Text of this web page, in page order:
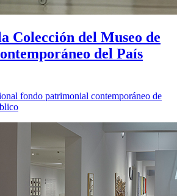
Colección del Museo de
del País
fondo patrimonial contemporáneo de